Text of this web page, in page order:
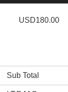
USD180.00
Sub Total